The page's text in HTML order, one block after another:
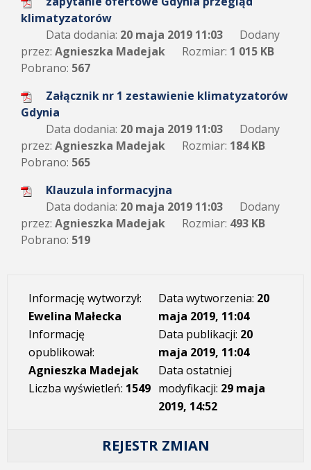
klimatyzatorów
Data dodania: 20 maja 2019 11:03
Dodany
przez: Agnieszka Madejak Rozmiar: 1 015 KB
Pobrano: 567
Załącznik nr 1 zestawienie klimatyzatorów
Gdynia
Data dodania: 20 maja 2019 11:03
Dodany
przez: Agnieszka Madejak Rozmiar: 184 KB
Pobrano: 565
Klauzula informacyjna
Data dodania: 20 maja 2019 11:03
Dodany
przez: Agnieszka Madejak Rozmiar: 493 KB
Pobrano: 519
Informację wytworzył:
Ewelina Małecka
Informację
opublikował:
Agnieszka Madejak
Liczba wyświetleń: 1549
Data wytworzenia: 20
maja 2019, 11:04
Data publikacji: 20
maja 2019, 11:04
Data ostatniej
modyfikacji: 29 maja
2019, 14:52
REJESTR ZMIAN